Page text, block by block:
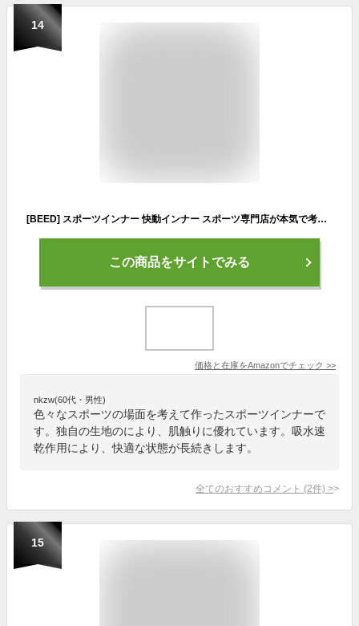
14
[BEED] スポーツインナー 快動インナー スポーツ専門店が本気で考えたコンプレッションインナー メンズ 長袖 半袖 UVカット 黒 長袖Uネック Mサイズ
この商品をサイトでみる
価格と在庫をAmazonでチェック >>
nkzw(60代・男性)
色々なスポーツの場面を考えて作ったスポーツインナーで
す。独自の生地のにより、肌触りに優れています。吸水速
乾作用により、快適な状態が長続きします。
全てのおすすめコメント (2件) >
15